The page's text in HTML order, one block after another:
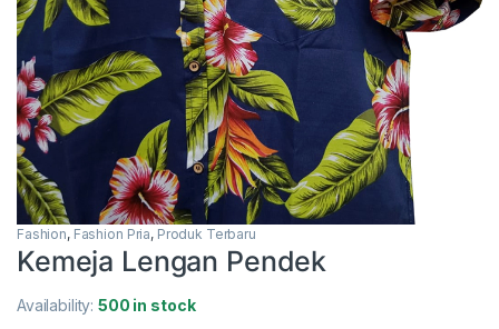
Fashion, Fashion Pria, Produk Terbaru
Kemeja Lengan Pendek
Availability:500 in stock